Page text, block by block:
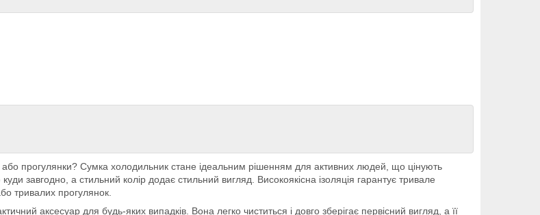
або прогулянки? Сумка холодильник стане ідеальним рішенням для активних людей, що цінують
завгодно, а стильний колір додає стильний вигляд. Високоякісна ізоляція гарантує тривале
тривалих прогулянок.
аксесуар для будь-яких випадків. Вона легко чиститься і довго зберігає первісний вигляд, а її